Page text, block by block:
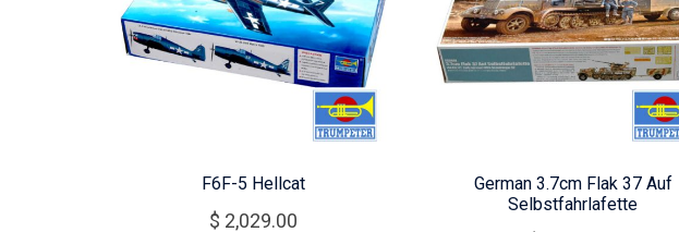
F6F-5 Hellcat
$ 2,029.00
German 3.7cm Flak 37 Auf
Selbstfahrlafette